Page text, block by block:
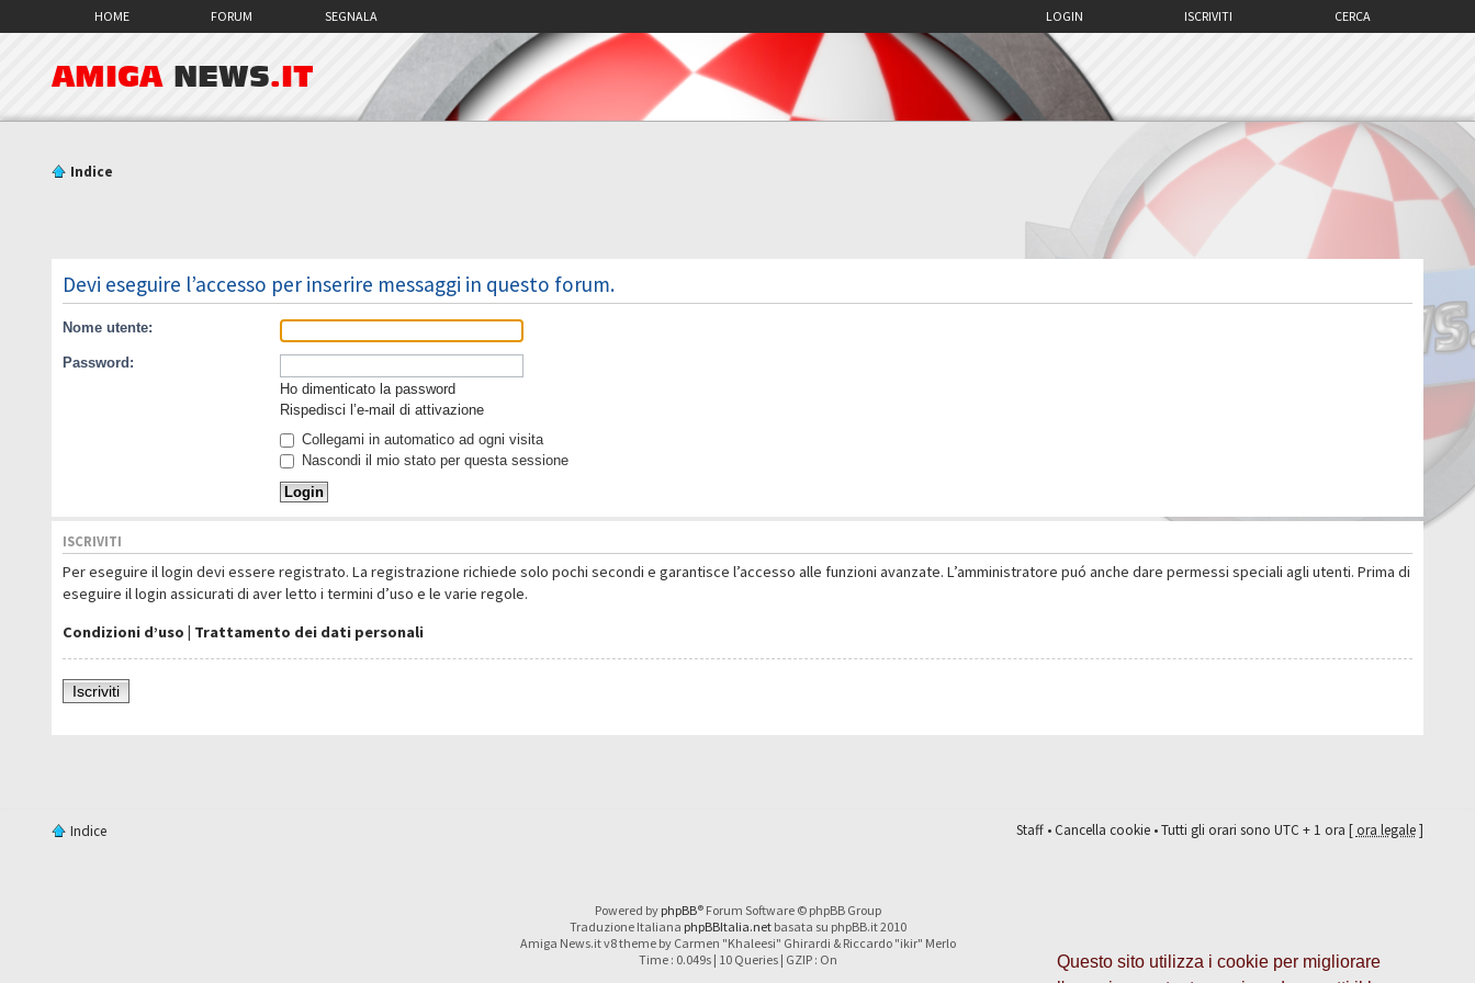
Questo sito utilizza i cookie per migliorare
HOME FORUM SEGNALA CERCA
ISCRIVITI
LOGIN
AMIGA NEWS.IT
Indice
Devi eseguire l’accesso per inserire messaggi in questo forum.
Nome utente:
Password:
Ho dimenticato la password
Rispedisci l’e-mail di attivazione
Collegami in automatico ad ogni visita
Nascondi il mio stato per questa sessione
ISCRIVITI
Per eseguire il login devi essere registrato. La registrazione richiede solo pochi secondi e garantisce l’accesso alle funzioni avanzate. L’amministratore puó anche dare permessi speciali agli utenti. Prima di
eseguire il login assicurati di aver letto i termini d’uso e le varie regole.
Condizioni d’uso | Trattamento dei dati personali
Iscriviti
Indice Staff•Cancella cookie• Tutti gli orari sono UTC + 1 ora [ora legale]
Powered by phpBB® Forum Software © phpBB Group
Traduzione Italiana phpBBItalia.netbasata su phpBB.it 2010
Amiga News.it v8 theme by Carmen "Khaleesi" Ghirardi & Riccardo "ikir" Merlo
Time : 0.049s | 10 Queries | GZIP : On